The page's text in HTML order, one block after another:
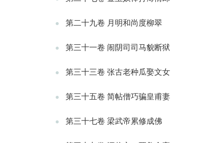
第二十九卷 月明和尚度柳翠
第三十一卷 闹阴司司马貌断狱
第三十三卷 张古老种瓜娶文女
第三十五卷 简帖僧巧骗皇甫妻
第三十七卷 梁武帝累修成佛